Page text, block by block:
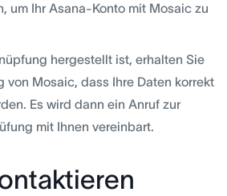
um Ihr Asana-Konto mit Mosaic zu
hergestellt ist, erhalten Sie
von Mosaic, dass Ihre Daten korrekt
Es wird dann ein Anruf zur
mit Ihnen vereinbart.